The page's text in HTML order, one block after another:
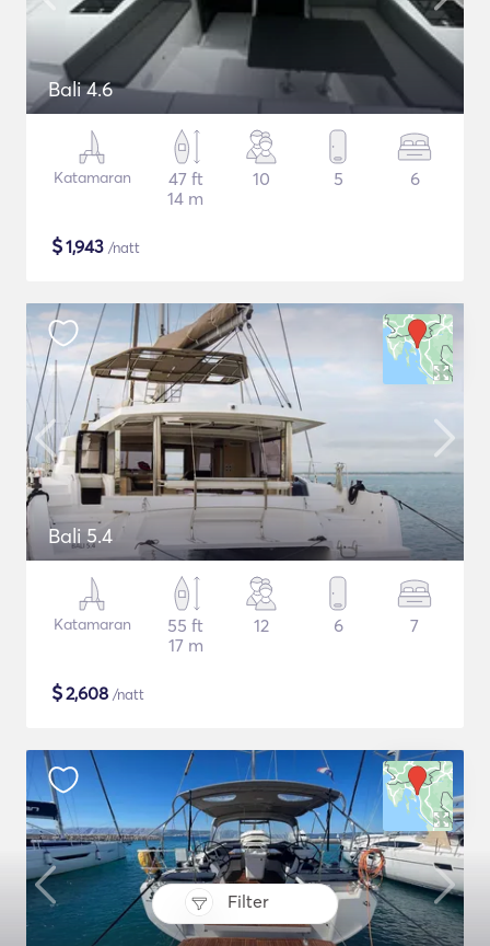
Filter
Bali 4.6
Katamaran
47 ft
14 m
10 5 6
$1,943 /natt
Bali 5.4
Katamaran
55 ft
17 m
12 6 7
$2,608 /natt